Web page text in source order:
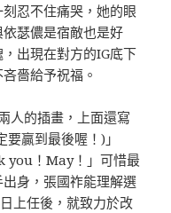
忍不住痛哭，她的眼
瑟儂是宿敵也是好
出現在對方的IG底下
嗇給予祝福。
人的插畫，上面還寫
贏到最後喔！)」
you！May！」可惜最
身，張國祚能理解選
上任後，就致力於改